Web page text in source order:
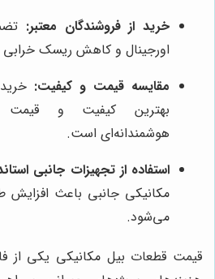
خرید از فروشندگان معتبر:
اورجینال و کاهش ریسک خرابی
مقایسه قیمت و کیفیت:
بهترین کیفیت و قیمت
هوشمندانه‌ای است.
استفاده از تجهیزات جانبی
مکانیکی جانبی باعث افزایش
می‌شود.
قیمت قطعات بیل مکانیکی یکی از